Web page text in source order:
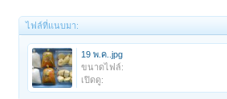
ไฟล์ที่แนบมา:
19 พ.ค..jpg
ขนาดไฟล์:
เปิดดู: